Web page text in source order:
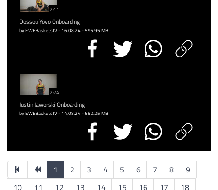
2:11
Dossou Yovo Onboarding
by EWEBasketsTV - 16.08.24 - 596.95 MB
2:24
Justin Jaworski Onboarding
by EWEBasketsTV - 14.08.24 - 652.25 MB
1 2 3 4 5 6 7 8
9
10
11 12 13 14 15 16 17 18